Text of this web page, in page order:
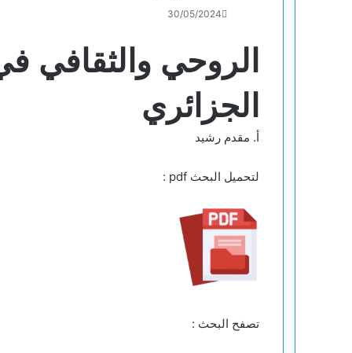
30/05/2024
الروحي والثقافي
الجزائري
أ. مقدم رشيد
لتحميل البحث pdf :
تصفح البحث :